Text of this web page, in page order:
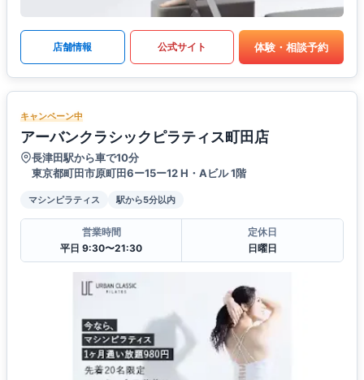
店舗情報 公式サイト 体験・相談予約
キャンペーン中
アーバンクラシックピラティス町田店
長津田駅から車で10分
東京都町田市原町田6ー15ー12 H・Aビル 1階
マシンピラティス 駅から5分以内
営業時間
平日 9:30〜21:30
定休日
日曜日